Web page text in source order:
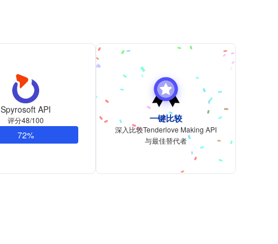
Spyrosoft API
评分48/100
72%
一键比较
深入比较Tenderlove Making API
与最佳替代者